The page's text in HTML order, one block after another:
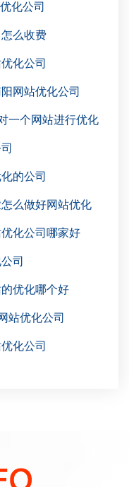
化公司
么收费
化公司
网站优化公司
一个网站进行优化
的公司
么做好网站优化
化公司哪家好
司
的优化哪个好
站优化公司
化公司